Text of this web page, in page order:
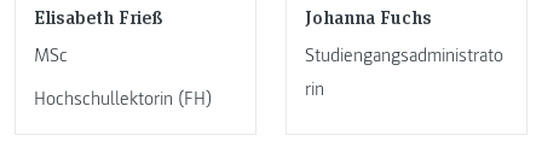
Elisabeth Frieß
MSc
Hochschullektorin (FH)
Johanna Fuchs
Studiengangsadministrato
rin